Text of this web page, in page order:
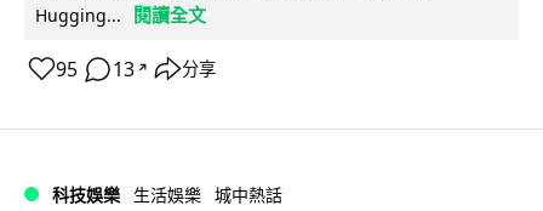
Hugging...
閱讀全文
95 13 ↗ 分享
科技娛樂 生活娛樂 城中熱話